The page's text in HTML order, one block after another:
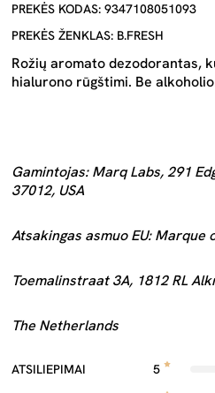
PREKĖS KODAS: 9347108051093
PREKĖS ŽENKLAS: B.FRESH
Rožių aromato dezodorantas,
hialurono rūgštimi. Be
Gamintojas: Marq Labs, 291
37012, USA
Atsakingas asmuo EU: Marque
Toemalinstraat 3A, 1812 RL
The Netherlands
ATSILIEPIMAI 5